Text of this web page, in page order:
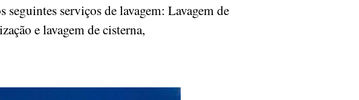
serviços de lavagem: Lavagem de
e lavagem de cisterna,